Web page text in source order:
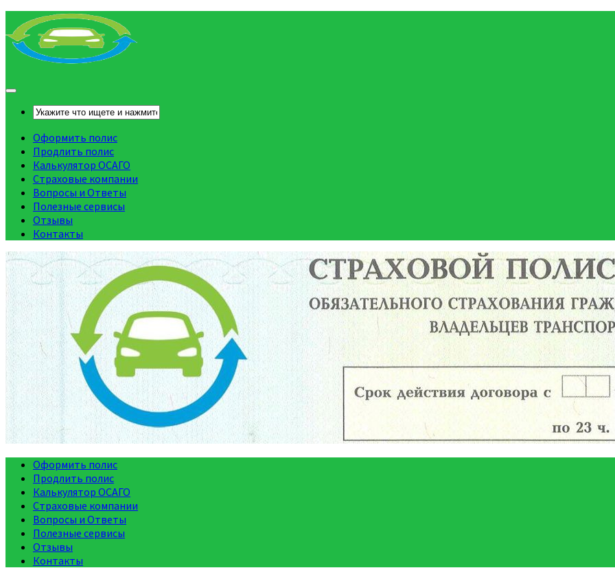
Оформить полис
Продлить полис
Калькулятор ОСАГО
Страховые компании
Вопросы и Ответы
Полезные сервисы
Отзывы
Контакты
Оформить полис
Продлить полис
Калькулятор ОСАГО
Страховые компании
Вопросы и Ответы
Полезные сервисы
Отзывы
Контакты